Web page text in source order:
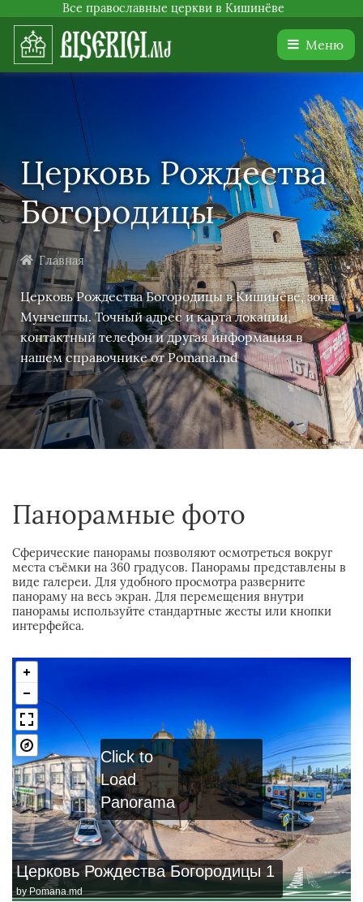
Все православные церкви в Кишинёве
Меню
Церковь Рождества
Богородицы
Главная
Церковь Рождества Богородицы в Кишинёве, зона
Мунчешты. Точный адрес и карта локации,
контактный телефон и другая информация в
нашем справочнике от Pomana.md
Панорамные фото
Сферические панорамы позволяют осмотреться вокруг
места съёмки на 360 градусов. Панорамы представлены в
виде галереи. Для удобного просмотра разверните
панораму на весь экран. Для перемещения внутри
панорамы используйте стандартные жесты или кнопки
интерфейса.
Церковь Рождества Богородицы 1
byPomana.md
Click to
Load
Panorama